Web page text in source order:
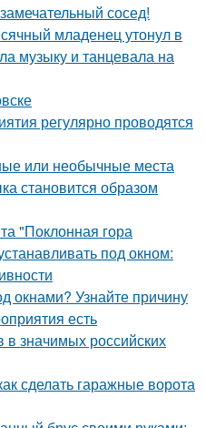
сосед!
младенец утонул в
музыку и танцевала на
регулярно проводятся
или необычные места
становится образом
"Поклонная гора
под окном:
окнами? Узнайте причину
есть
в значимых российских
сделать гаражные ворота